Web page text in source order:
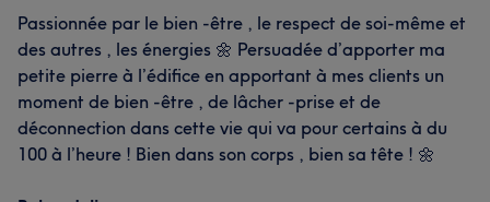
Passionnée par le bien -être , le respect de soi-même et
des autres , les énergies 🌼 Persuadée d’apporter ma
petite pierre à l’édifice en apportant à mes clients un
moment de bien -être , de lâcher -prise et de
déconnection dans cette vie qui va pour certains à du
100 à l’heure ! Bien dans son corps , bien sa tête ! 🌼